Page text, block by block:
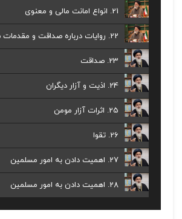
21. انواع امانت مالی و معنوی
23. صداقت
24. اذیت و آزار دیگران
25. اثرات آزار مومن
26. تقوا
27. اهمیت دادن به امور مسلمین
28. اهمیت دادن به امور مسلمین